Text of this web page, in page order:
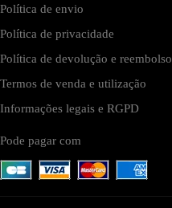
Política de envio
Política de privacidade
Política de devolução e reembolso
Termos de venda e utilização
Informações legais e RGPD
Pode pagar com